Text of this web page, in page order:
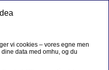
vi cookies – vores egne men
data med omhu, og du